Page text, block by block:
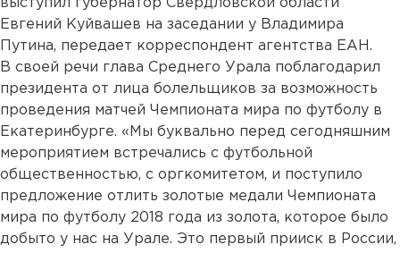
выступил губернатор Свердловской области
Евгений Куйвашев на заседании у Владимира
Путина, передает корреспондент агентства ЕАН.
В своей речи глава Среднего Урала поблагодарил
президента от лица болельщиков за возможность
проведения матчей Чемпионата мира по футболу в
Екатеринбурге. «Мы буквально перед сегодняшним
мероприятием встречались с футбольной
общественностью, с оргкомитетом, и поступило
предложение отлить золотые медали Чемпионата
мира по футболу 2018 года из золота, которое было
добыто у нас на Урале. Это первый прииск в России,